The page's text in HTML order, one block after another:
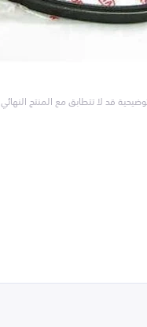
قد لا تتطابق مع المنتج النهائي